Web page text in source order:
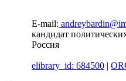
E-mail:
кандидат
Россия
elibrary_id: 684500 |